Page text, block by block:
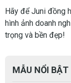
Hãy để Juni đồng
hình ảnh doanh
trọng và bền đẹp!
MẪU NỔI BẬT